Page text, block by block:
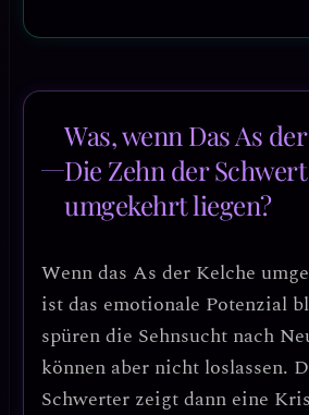
Was, wenn Das As
Die Zehn der
umgekehrt liegen?
Wenn das As der Kelche
ist das emotionale Potenzial
spüren die Sehnsucht nach
können aber nicht loslassen.
Schwerter zeigt dann eine